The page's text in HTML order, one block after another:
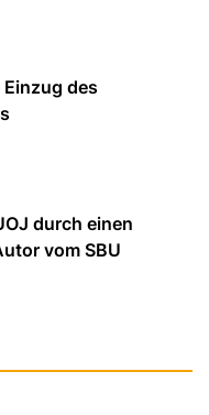
des
durch einen
vom SBU